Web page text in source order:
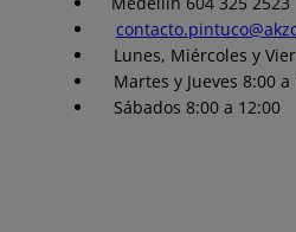
Lunes, Miércoles y
Martes y Jueves 8:00 a
Sábados 8:00 a 12:00